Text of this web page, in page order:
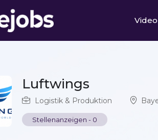
Video
Luftwings
Logistik & Produktion
Stellenanzeigen - 0